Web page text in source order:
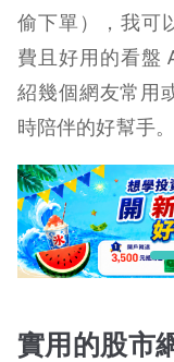
偷下單 ），我可
費且好用的看盤
紹幾個網友常用
時陪伴的好幫手。
實用的股市